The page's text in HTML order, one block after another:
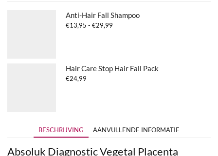
Anti-Hair Fall Shampoo
€13,95 - €29,99
Hair Care Stop Hair Fall Pack
€24,99
BESCHRIJVING AANVULLENDE INFORMATIE
Absoluk Diagnostic Vegetal Placenta